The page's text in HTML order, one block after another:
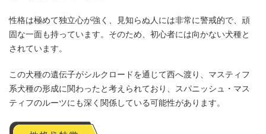
性格は極めて独立心が強く、見知らぬ人には非常に警戒的で、頑
固な一面も持っています。そのため、初心者には向かない犬種と
されています。
この犬種の遺伝子がシルクロードを通じて西へ渡り、マスティフ
系犬種の形成に関わったと考えられており、スパニッシュ・マス
ティフのルーツにも深く関係している可能性があります。